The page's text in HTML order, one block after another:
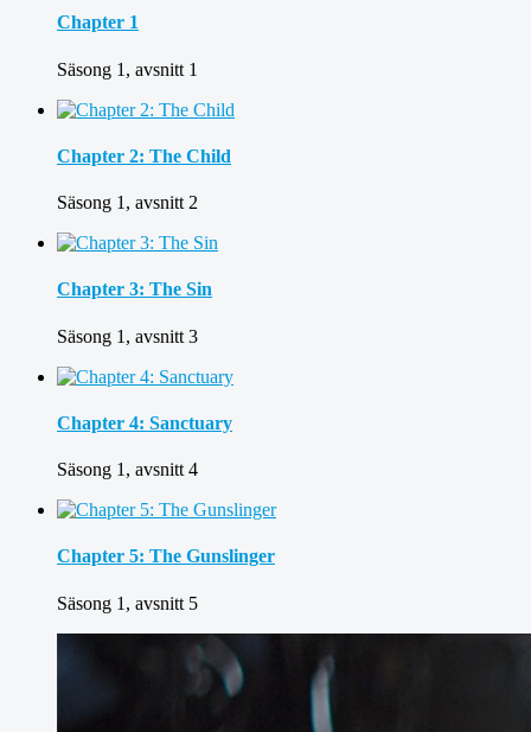
Chapter 1
Säsong 1, avsnitt 1
Chapter 2: The Child
Säsong 1, avsnitt 2
Chapter 3: The Sin
Säsong 1, avsnitt 3
Chapter 4: Sanctuary
Säsong 1, avsnitt 4
Chapter 5: The Gunslinger
Säsong 1, avsnitt 5